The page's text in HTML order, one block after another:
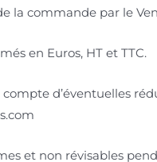
la commande par le
en Euros, HT et TTC.
d’éventuelles
et non révisables